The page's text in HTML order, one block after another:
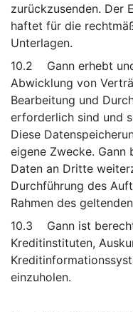
zurückzusenden. Der
haftet für die
Unterlagen.
10.2 Gann erhebt
Abwicklung von
Bearbeitung und
erforderlich sind und
Diese
eigene Zwecke. Gann
Daten an Dritte
Durchführung des
Rahmen des
10.3 Gann ist
Kreditinstituten,
einzuholen.